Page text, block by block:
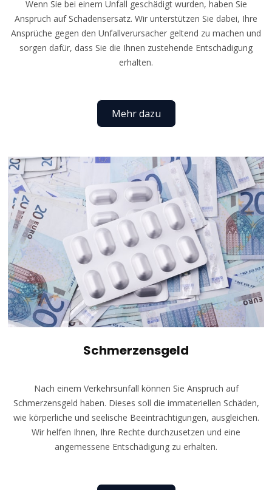
Wenn Sie bei einem Unfall geschädigt wurden, haben Sie
Anspruch auf Schadensersatz. Wir unterstützen Sie dabei, Ihre
Ansprüche gegen den Unfallverursacher geltend zu machen und
sorgen dafür, dass Sie die Ihnen zustehende Entschädigung
erhalten.
Mehr dazu
Schmerzensgeld
Nach einem Verkehrsunfall können Sie Anspruch auf
Schmerzensgeld haben. Dieses soll die immateriellen Schäden,
wie körperliche und seelische Beeinträchtigungen, ausgleichen.
Wir helfen Ihnen, Ihre Rechte durchzusetzen und eine
angemessene Entschädigung zu erhalten.